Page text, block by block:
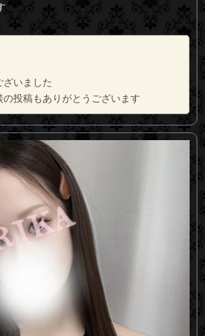
ざいました
投稿もありがとうございます